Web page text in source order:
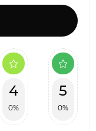
4
0%
5
0%